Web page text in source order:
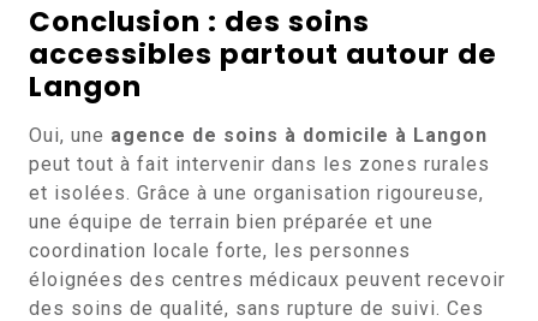
Conclusion : des soins
accessibles partout autour de
Langon
Oui, une agence de soins à domicile à Langon
peut tout à fait intervenir dans les zones rurales
et isolées. Grâce à une organisation rigoureuse,
une équipe de terrain bien préparée et une
coordination locale forte, les personnes
éloignées des centres médicaux peuvent recevoir
des soins de qualité, sans rupture de suivi. Ces